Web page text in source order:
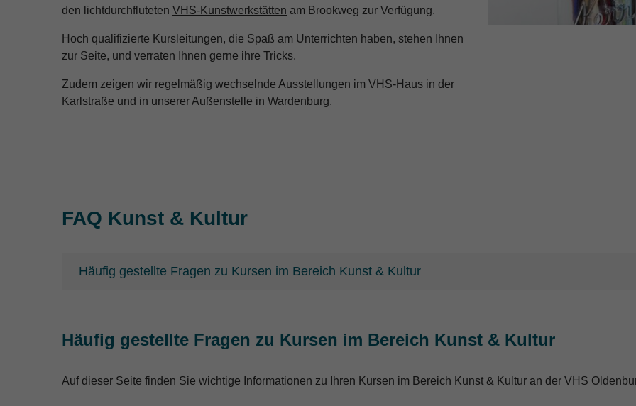
den lichtdurchfluteten VHS-Kunstwerkstätten am Brookweg zur Verfügung.
Hoch qualifizierte Kursleitungen, die Spaß am Unterrichten haben, stehen Ihnen
zur Seite, und verraten Ihnen gerne ihre Tricks.
Zudem zeigen wir regelmäßig wechselnde Ausstellungen im VHS-Haus in der
Karlstraße und in unserer Außenstelle in Wardenburg.
FAQ Kunst & Kultur
Häufig gestellte Fragen zu Kursen im Bereich Kunst & Kultur
Häufig gestellte Fragen zu Kursen im Bereich Kunst & Kultur
Auf dieser Seite finden Sie wichtige Informationen zu Ihren Kursen im Bereich Kunst & Kultur an der VHS